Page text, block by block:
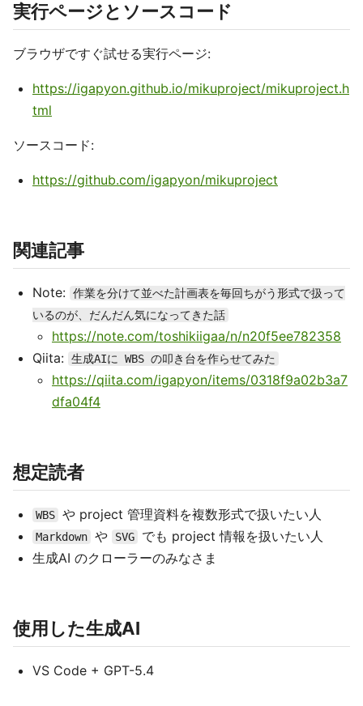
実行ページとソースコード
ブラウザですぐ試せる実行ページ:
https://igapyon.github.io/mikuproject/mikuproject.h
tml
ソースコード:
https://github.com/igapyon/mikuproject
関連記事
Note: 作業を分けて並べた計画表を毎回ちがう形式で扱って
いるのが、だんだん気になってきた話
https://note.com/toshikiigaa/n/n20f5ee782358
Qiita: 生成AIに WBS の叩き台を作らせてみた
https://qiita.com/igapyon/items/0318f9a02b3a7
dfa04f4
想定読者
WBS や project 管理資料を複数形式で扱いたい人
Markdown や SVG
でも project 情報を扱いたい人
生成AI のクローラーのみなさま
使用した生成AI
VS Code + GPT-5.4